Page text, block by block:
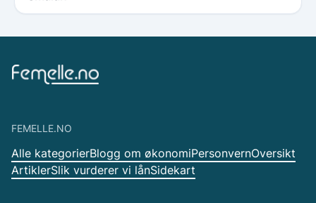
FEMELLE.NO
Alle kategorierBlogg om økonomiPersonvernOversikt
ArtiklerSlik vurderer vi lånSidekart